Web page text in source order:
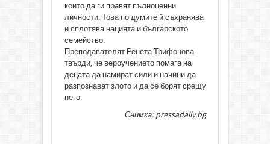
които да ги правят пълноценни
личности. Това по думите й съхранява
и сплотява нацията и българското
семейство.
Преподавателят Ренета Трифонова
твърди, че вероучението помага на
децата да намират сили и начини да
разпознават злото и да се борят срещу
него.
Снимка: pressadaily.bg